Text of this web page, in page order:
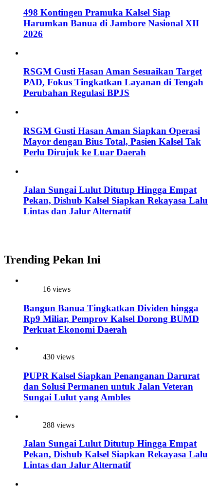
498 Kontingen Pramuka Kalsel Siap
Harumkan Banua di Jambore Nasional XII
2026
RSGM Gusti Hasan Aman Sesuaikan Target
PAD, Fokus Tingkatkan Layanan di Tengah
Perubahan Regulasi BPJS
RSGM Gusti Hasan Aman Siapkan Operasi
Mayor dengan Bius Total, Pasien Kalsel Tak
Perlu Dirujuk ke Luar Daerah
Jalan Sungai Lulut Ditutup Hingga Empat
Pekan, Dishub Kalsel Siapkan Rekayasa Lalu
Lintas dan Jalur Alternatif
Trending Pekan Ini
16 views
Bangun Banua Tingkatkan Dividen hingga
Rp9 Miliar, Pemprov Kalsel Dorong BUMD
Perkuat Ekonomi Daerah
430 views
PUPR Kalsel Siapkan Penanganan Darurat
dan Solusi Permanen untuk Jalan Veteran
Sungai Lulut yang Ambles
288 views
Jalan Sungai Lulut Ditutup Hingga Empat
Pekan, Dishub Kalsel Siapkan Rekayasa Lalu
Lintas dan Jalur Alternatif